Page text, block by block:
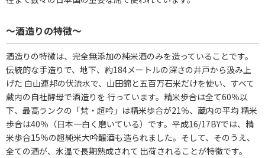
～酒造りの特徴～
酒造りの特徴は、完全無添加の純米酒のみを造っていることです。
伝統的な手造りで、地下、約184メートルの深さの井戸から汲み上
げた 白山連邦の伏流水で、山田錦と五百万石米だけを使い、すべて
蔵内の自社酵母で酒造りを 行っています。精米歩合は全て60％以
下、最高ランクの「梵・超吟」は精米歩合が21％、蔵内の平均 精米
歩合は40％（日本一白く磨いている）です。平成16/17BYでは、精
米歩合15％の超純米大吟醸酒も造られました。そして、そのうえ、
全ての酒が、氷温で長期熟成されて 出荷されることが特徴です。